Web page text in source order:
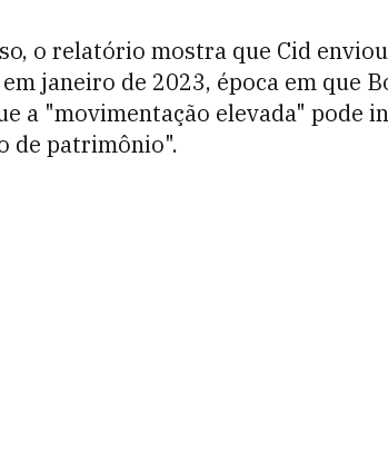
o relatório mostra que Cid
janeiro de 2023, época em que
a "movimentação elevada" pode
de patrimônio".